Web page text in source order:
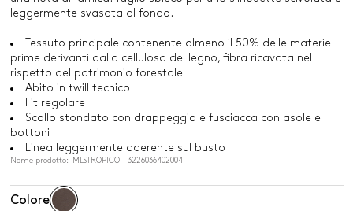
leggermente svasata al fondo.
Tessuto principale contenente almeno il 50% delle materie
prime derivanti dalla cellulosa del legno, fibra ricavata nel
rispetto del patrimonio forestale
Abito in twill tecnico
Fit regolare
Scollo stondato con drappeggio e fusciacca con asole e
bottoni
Linea leggermente aderente sul busto
Nome prodotto: MLSTROPICO - 3226036402004
Colore